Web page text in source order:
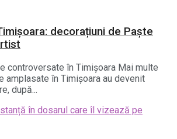
decorațiuni de Paște
controversate în Timișoara Mai multe
amplasate în Timișoara au devenit
după...